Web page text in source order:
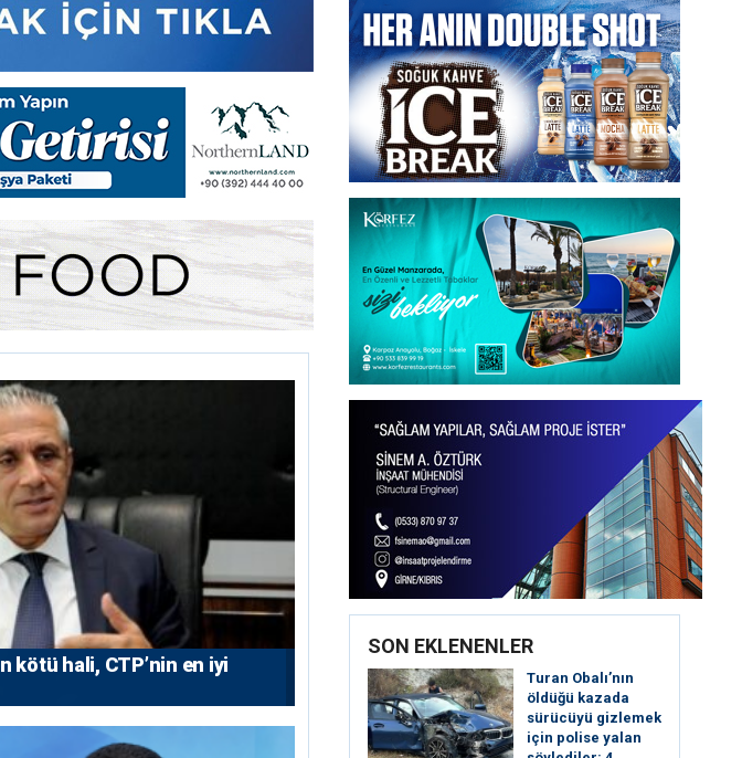
kötü hali, CTP’nin en iyi
SON EKLENENLER
Turan Obalı’nın
öldüğü kazada
sürücüyü gizlemek
için polise yalan